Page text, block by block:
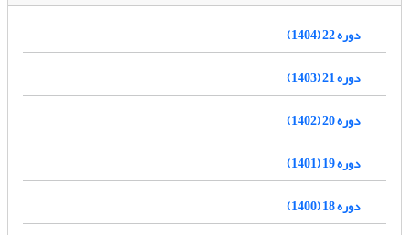
دوره 22 (1404)
دوره 21 (1403)
دوره 20 (1402)
دوره 19 (1401)
دوره 18 (1400)